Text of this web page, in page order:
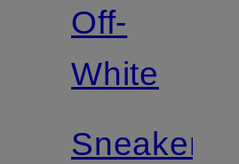
Off-
White
Sneaker